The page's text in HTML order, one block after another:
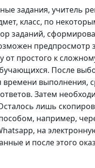
задания, учитель
класс, по
заданий,
предпросмотр
простого к
После
времени выполнения,
Затем
лишь
например,
на
и после этого